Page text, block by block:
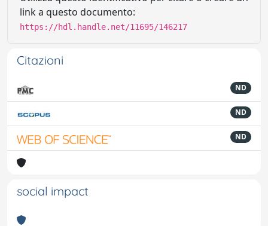
link a questo documento:
https://hdl.handle.net/11695/146217
Citazioni
ND
ND
ND
social impact